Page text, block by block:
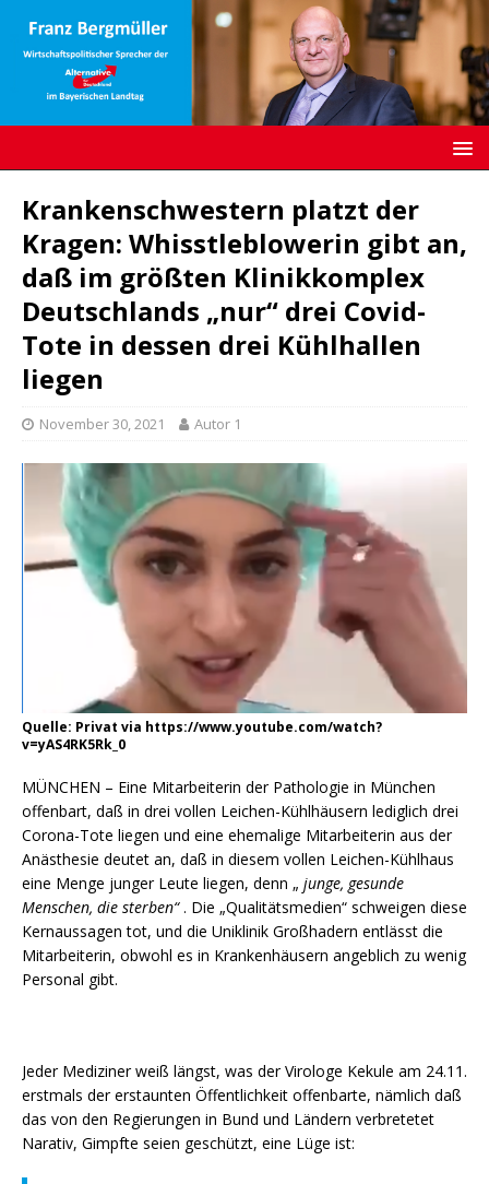
Krankenschwestern platzt der
Kragen: Whisstleblowerin gibt an,
daß im größten Klinikkomplex
Deutschlands „nur“ drei Covid-
Tote in dessen drei Kühlhallen
liegen
November 30, 2021 Autor 1
Quelle: Privat via https://www.youtube.com/watch?
v=yAS4RK5Rk_0
MÜNCHEN – Eine Mitarbeiterin der Pathologie in München
offenbart, daß in drei vollen Leichen-Kühlhäusern lediglich drei
Corona-Tote liegen und eine ehemalige Mitarbeiterin aus der
Anästhesie deutet an, daß in diesem vollen Leichen-Kühlhaus
eine Menge junger Leute liegen, denn „ junge, gesunde
Menschen, die sterben“. Die „Qualitätsmedien“ schweigen diese
Kernaussagen tot, und die Uniklinik Großhadern entlässt die
Mitarbeiterin, obwohl es in Krankenhäusern angeblich zu wenig
Personal gibt.
Jeder Mediziner weiß längst, was der Virologe Kekule am 24.11.
erstmals der erstaunten Öffentlichkeit offenbarte, nämlich daß
das von den Regierungen in Bund und Ländern verbretetet
Narativ, Gimpfte seien geschützt, eine Lüge ist: